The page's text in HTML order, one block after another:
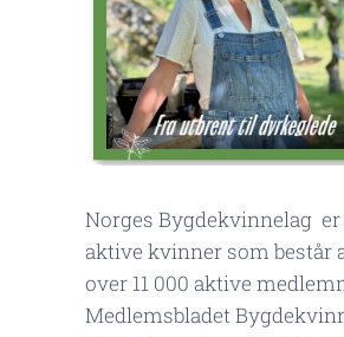
Norges Bygdekvinnelag
aktive kvinner som består
over 11 000 aktive
Medlemsbladet